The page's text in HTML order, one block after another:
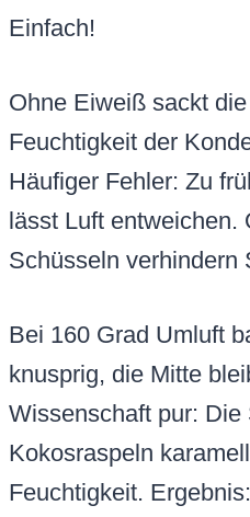
Einfach!
Ohne Eiweiß sackt
Feuchtigkeit der
Häufiger Fehler: Zu
lässt Luft entweichen.
Schüsseln verhindern
Bei 160 Grad Umluft
knusprig, die Mitte
Wissenschaft pur: Die
Kokosraspeln
Feuchtigkeit.